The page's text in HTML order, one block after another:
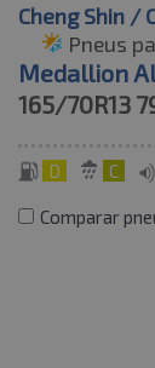
Cheng Shin /
Pneus
Medallion
165/70R13
D C
Comparar